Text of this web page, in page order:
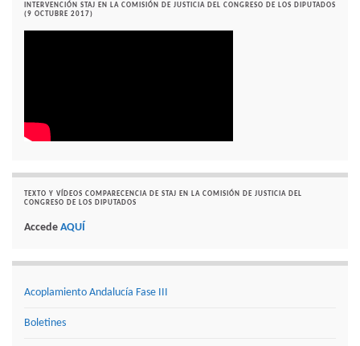
INTERVENCIÓN STAJ EN LA COMISIÓN DE JUSTICIA DEL CONGRESO DE LOS DIPUTADOS
(9 OCTUBRE 2017)
TEXTO Y VÍDEOS COMPARECENCIA DE STAJ EN LA COMISIÓN DE JUSTICIA DEL
CONGRESO DE LOS DIPUTADOS
Accede AQUÍ
Acoplamiento Andalucía Fase III
Boletines